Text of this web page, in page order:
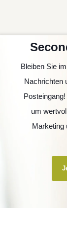
Bleiben Sie
Nachrichten
um
Marketing